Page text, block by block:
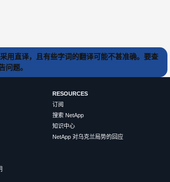
用直译，且有些字词的翻译可能不甚准确。要查
问题。
RESOURCES
订阅
搜索 NetApp
知识中心
NetApp 对乌克兰局势的回应